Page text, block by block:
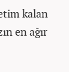
kalan
en ağır